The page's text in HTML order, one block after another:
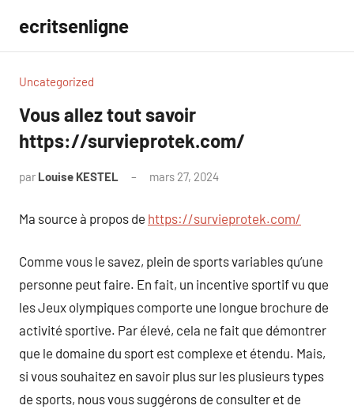
contenu
ecritsenligne
Uncategorized
Vous allez tout savoir
https://survieprotek.com/
par Louise KESTEL mars 27, 2024
Ma source à propos de https://survieprotek.com/
Comme vous le savez, plein de sports variables qu’une
personne peut faire. En fait, un incentive sportif vu que
les Jeux olympiques comporte une longue brochure de
activité sportive. Par élevé, cela ne fait que démontrer
que le domaine du sport est complexe et étendu. Mais,
si vous souhaitez en savoir plus sur les plusieurs types
de sports, nous vous suggérons de consulter et de